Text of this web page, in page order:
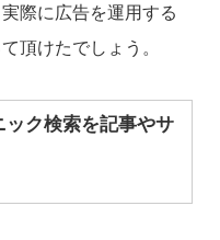
際に広告を運用する
頂けたでしょう。
ク検索を記事やサ